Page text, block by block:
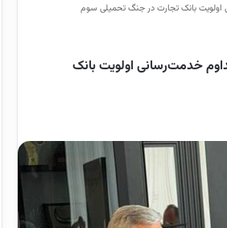
اولویت بانک تجارت در جنگ تحمیلی سوم
خدمت‌رسانی اولویت بانک